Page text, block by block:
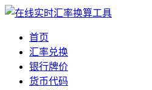
首页
汇率兑换
银行牌价
货币代码